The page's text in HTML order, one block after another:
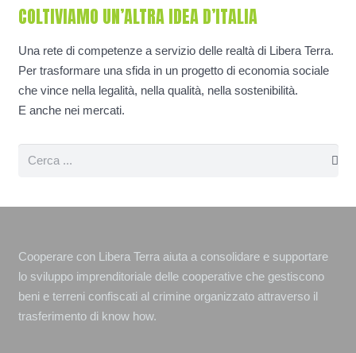
COLTIVIAMO UN’ALTRA IDEA D’ITALIA
Una rete di competenze a servizio delle realtà di Libera Terra.
Per trasformare una sfida in un progetto di economia sociale
che vince nella legalità, nella qualità, nella sostenibilità.
E anche nei mercati.
Cooperare con Libera Terra aiuta a consolidare e supportare
lo sviluppo imprenditoriale delle cooperative che gestiscono
beni e terreni confiscati al crimine organizzato attraverso il
trasferimento di know how.